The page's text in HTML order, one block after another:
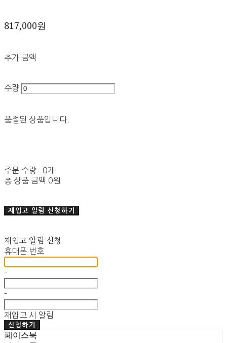
817,000원
추가 금액
수량
품절된 상품입니다.
주문 수량
0개
총 상품 금액 0원
재입고 알림 신청하기
재입고 알림 신청
휴대폰 번호
-
-
재입고 시 알림
신청하기
페이스북